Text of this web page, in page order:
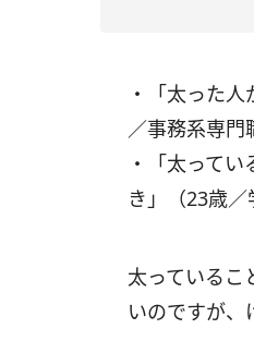
・「太った
／事務系専門
・「太って
き」（23歳／
太っているこ
いのですが、